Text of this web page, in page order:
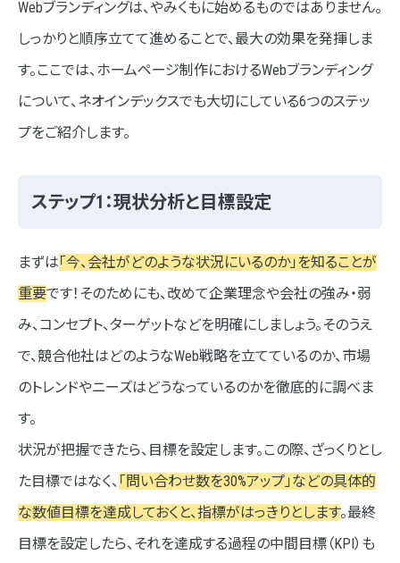
Webブランディングは、やみくもに始めるものではありません。
しっかりと順序立てて進めることで、最大の効果を発揮しま
す。ここでは、ホームページ制作におけるWebブランディング
について、ネオインデックスでも大切にしている6つのステッ
プをご紹介します。
ステップ1：現状分析と目標設定
まずは「今、会社がどのような状況にいるのか」を知ることが
重要です！そのためにも、改めて企業理念や会社の強み・弱
み、コンセプト、ターゲットなどを明確にしましょう。そのうえ
で、競合他社はどのようなWeb戦略を立てているのか、市場
のトレンドやニーズはどうなっているのかを徹底的に調べま
す。
状況が把握できたら、目標を設定します。この際、ざっくりとし
た目標ではなく、 「問い合わせ数を30%アップ」などの具体的
な数値目標を達成しておくと、指標がはっきりとします。最終
目標を設定したら、それを達成する過程の中間目標（KPI）も